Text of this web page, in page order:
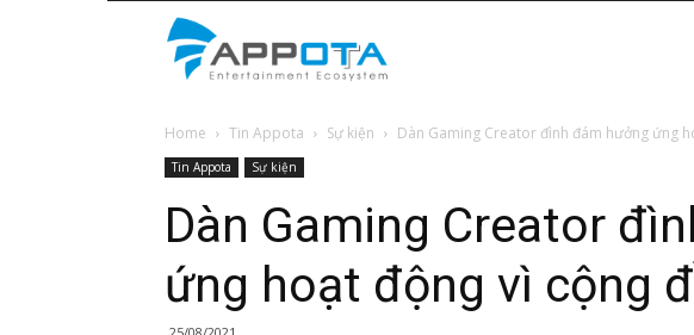
News
Home Tin Appota Sự kiện Dàn Gaming Creator đình đám hưởng ứng
Tin Appota Sự kiện
Dàn Gaming Creator
ứng hoạt động vì cộng